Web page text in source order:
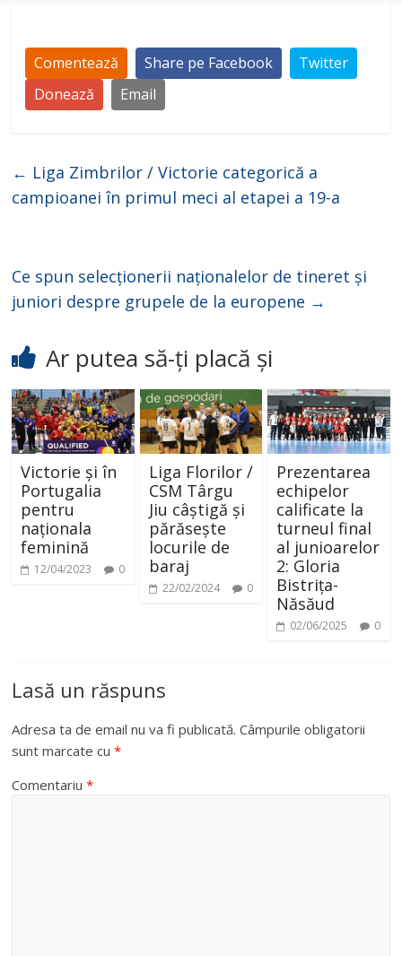
Comentează Share pe Facebook
Twitter
Donează
Email
← Liga Zimbrilor / Victorie categorică a
campioanei în primul meci al etapei a 19-a
Ce spun selecționerii naționalelor de tineret și
juniori despre grupele de la europene →
Ar putea să-ți placă și
Victorie și în
Portugalia
pentru
naționala
feminină
12/04/2023 0
Liga Florilor /
CSM Târgu
Jiu câștigă și
părăsește
locurile de
baraj
22/02/2024 0
Prezentarea
echipelor
calificate la
turneul final
al junioarelor
2: Gloria
Bistrița-
Năsăud
02/06/2025 0
Lasă un răspuns
Adresa ta de email nu va fi publicată. Câmpurile obligatorii
sunt marcate cu*
Comentariu*